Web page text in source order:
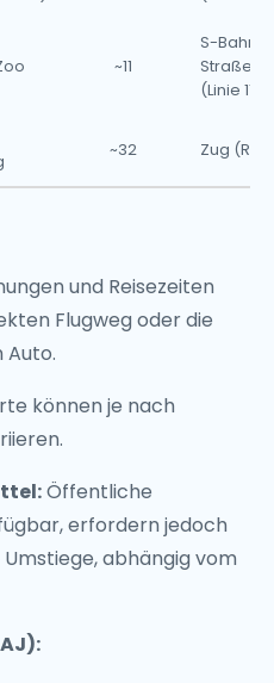
~11
S-Bahn
(Linie 11)
~32 Zug
und Reisezeiten
Flugweg oder die
Auto.
können je nach
Öffentliche
erfordern jedoch
abhängig vom